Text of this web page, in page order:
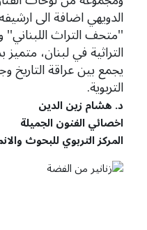
الدويهي اضافة الى
''متحف التراث اللبناني''
التراثية في لبنان،
يجمع بين عراقة التاريخ
التربوية.
د. هشام زين الدين
اخصائي الفنون الجميلة
المركز التربوي للبحوث